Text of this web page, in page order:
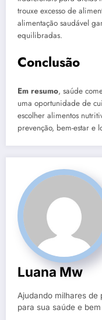
trouxe excesso de
alimentação saudável
equilibradas.
Conclusão
Em resumo, saúde
uma oportunidade de
escolher alimentos
prevenção, bem-estar e
Luana Mw
Ajudando milhares
para sua saúde e